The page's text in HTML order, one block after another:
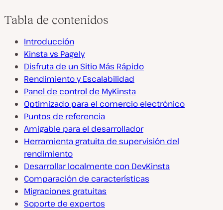
Tabla de contenidos
Introducción
Kinsta vs Pagely
Disfruta de un Sitio Más Rápido
Rendimiento y Escalabilidad
Panel de control de MyKinsta
Optimizado para el comercio electrónico
Puntos de referencia
Amigable para el desarrollador
Herramienta gratuita de supervisión del
rendimiento
Desarrollar localmente con DevKinsta
Comparación de características
Migraciones gratuitas
Soporte de expertos